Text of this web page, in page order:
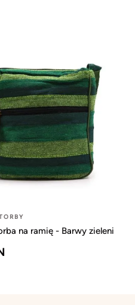
na ramię - Barwy zieleni